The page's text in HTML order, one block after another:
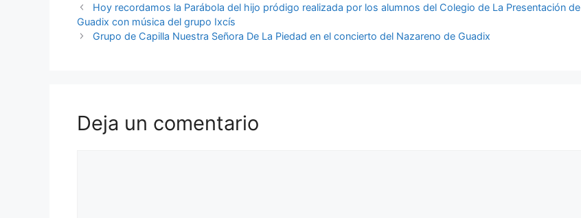
Hoy recordamos la Parábola del hijo pródigo realizada por los alumnos del Colegio de La Presentación de
Guadix con música del grupo Ixcís
Grupo de Capilla Nuestra Señora De La Piedad en el concierto del Nazareno de Guadix
Deja un comentario